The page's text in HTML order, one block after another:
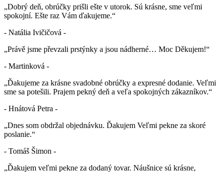
„Dobrý deň, obrúčky prišli ešte v utorok. Sú krásne, sme veľmi
spokojní. Ešte raz Vám ďakujeme.“
- Natália Ivičičová -
„Právě jsme převzali prstýnky a jsou nádherné… Moc Děkujem!“
- Martinková -
„Ďakujeme za krásne svadobné obrúčky a expresné dodanie. Veľmi
sme sa potešili. Prajem pekný deň a veľa spokojných zákazníkov.“
- Hnátová Petra -
„Dnes som obdržal objednávku. Ďakujem Veľmi pekne za skoré
poslanie.“
- Tomáš Šimon -
„Ďakujem veľmi pekne za dodaný tovar. Náušnice sú krásne,